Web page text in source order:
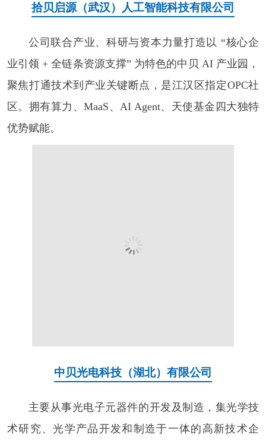
拾贝启源（武汉）人工智能科技有限公司
公司联合产业、科研与资本力量打造以 “核心企
业引领 + 全链条资源支撑” 为特色的中贝 AI 产业园，
聚焦打通技术到产业关键断点，是江汉区指定OPC社
区。拥有算力、MaaS、AI Agent、天使基金四大独特
优势赋能。
中贝光电科技（湖北）有限公司
主要从事光电子元器件的开发及制造，集光学技
术研究、光学产品开发和制造于一体的高新技术企